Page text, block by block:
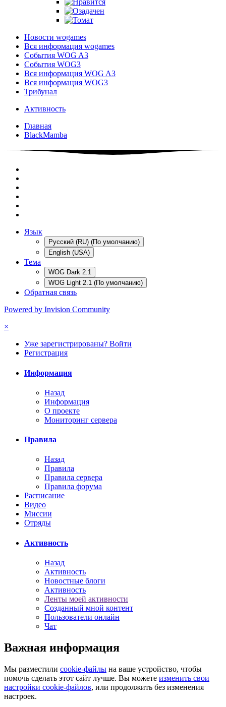
Новости wogames
Вся информация wogames
События WOG A3
События WOG3
Вся информация WOG A3
Вся информация WOG3
Трибунал
Активность
Главная
BlackMamba
Язык
Русский (RU) (По умолчанию)
English (USA)
Тема
WOG Dark 2.1
WOG Light 2.1 (По умолчанию)
Обратная связь
Powered by Invision Community
×
Уже зарегистрированы? Войти
Регистрация
Информация
Назад
Информация
О проекте
Мониторинг сервера
Правила
Назад
Правила
Правила сервера
Правила форума
Расписание
Видео
Миссии
Отряды
Активность
Назад
Активность
Новостные блоги
Активность
Ленты моей активности
Созданный мной контент
Пользователи онлайн
Чат
Важная информация
Мы разместили cookie-файлы на ваше устройство, чтобы
помочь сделать этот сайт лучше. Вы можете изменить свои
настройки cookie-файлов, или продолжить без изменения
настроек.